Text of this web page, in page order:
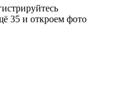
35 и откроем фото